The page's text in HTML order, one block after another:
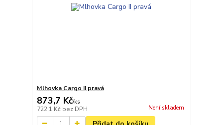
Mlhovka Cargo II pravá
873,7 Kč/ks
722,1 Kč bez DPH Není skladem